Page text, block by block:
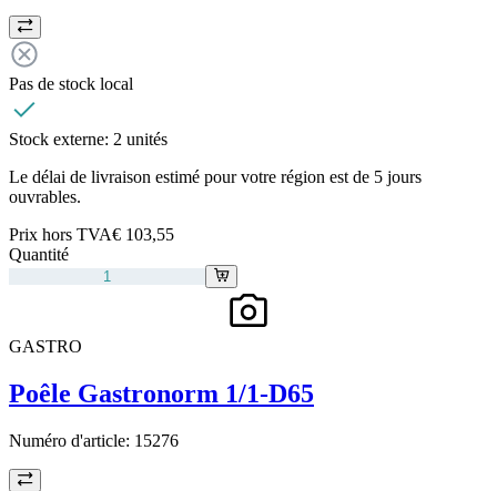
Pas de stock local
Stock externe: 2 unités
Le délai de livraison estimé pour votre région est de 5 jours
ouvrables.
Prix hors TVA€ 103,55
Quantité
GASTRO
Poêle Gastronorm 1/1-D65
Numéro d'article: 15276